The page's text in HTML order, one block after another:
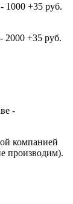
1000 +35 руб.
2000 +35 руб.
-
компанией
производим).